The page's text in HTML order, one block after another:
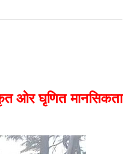
ओर घृणित मानसिकता